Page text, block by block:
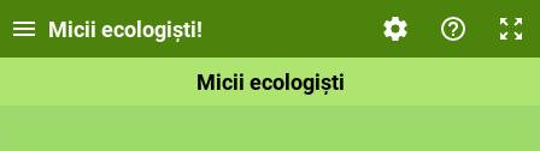
Micii ecologiști!
Micii ecologiști